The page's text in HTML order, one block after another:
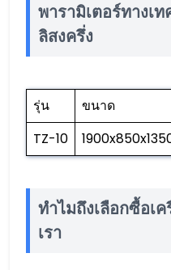
พารามิเตอร์ทางเ
ลิสงครึ่ง
รุ่น ขนาด
TZ-10
ทำไมถึงเลือกซื้อเ
เรา